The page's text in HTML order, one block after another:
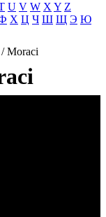
U V W X Y Z
Х Ц Ч Ш Щ Э Ю
/ Moraci